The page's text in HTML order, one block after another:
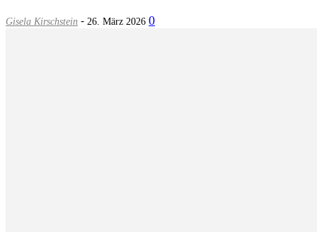
Gisela Kirschstein - 26. März 2026 0